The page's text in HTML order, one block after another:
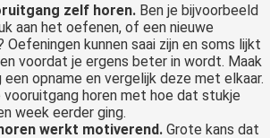
zelf horen. Ben je bijvoorbeeld
aan het oefenen, of een nieuwe
kunnen saai zijn en soms lijkt
voordat je ergens beter in wordt. Maak
opname en vergelijk deze met elkaar.
vooruitgang horen met hoe dat stukje
week eerder ging.
werkt motiverend. Grote kans dat